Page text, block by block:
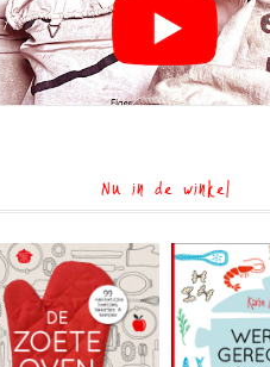
Nu in de winkel